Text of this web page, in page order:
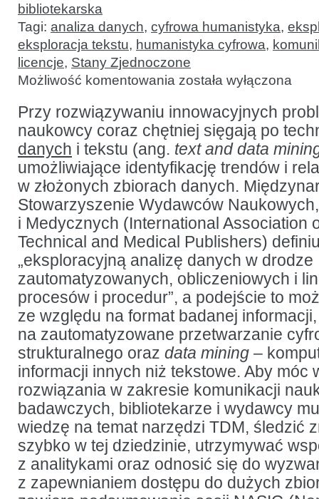
bibliotekarska
Tagi: analiza danych, cyfrowa humanistyka,
eksploracja tekstu, humanistyka cyfrowa,
licencje, Stany Zjednoczone
Możliwość komentowania Eksploracja
tekstu
wprowadzenie
dla
bibliotekarzy
została wyłączona
Przy rozwiązywaniu innowacyjnych
naukowcy coraz chętniej sięgają po
danych i tekstu (ang. text and data
umożliwiające identyfikację trendów i
w złożonych zbiorach danych.
Stowarzyszenie Wydawców
i Medycznych (International Association
Technical and Medical Publishers)
„eksploracyjną analizę danych w drodze
zautomatyzowanych, obliczeniowych i
procesów i procedur”, a podejście to
ze względu na format badanej
na zautomatyzowane przetwarzanie
strukturalnego oraz data mining –
informacji innych niż tekstowe. Aby móc
rozwiązania w zakresie komunikacji
badawczych, bibliotekarze i wydawcy
wiedzę na temat narzędzi TDM, śledzić
szybko w tej dziedzinie, utrzymywać
z analitykami oraz odnosić się do
z zapewnianiem dostępu do dużych